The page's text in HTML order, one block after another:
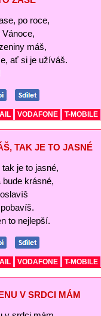
po roce,
Vánoce,
máš,
ať si je užíváš.
VODAFONE T-MOBILE
TAK JE TO JASNÉ
je to jasné,
krásné,
to nejlepší.
VODAFONE T-MOBILE
V SRDCI MÁM